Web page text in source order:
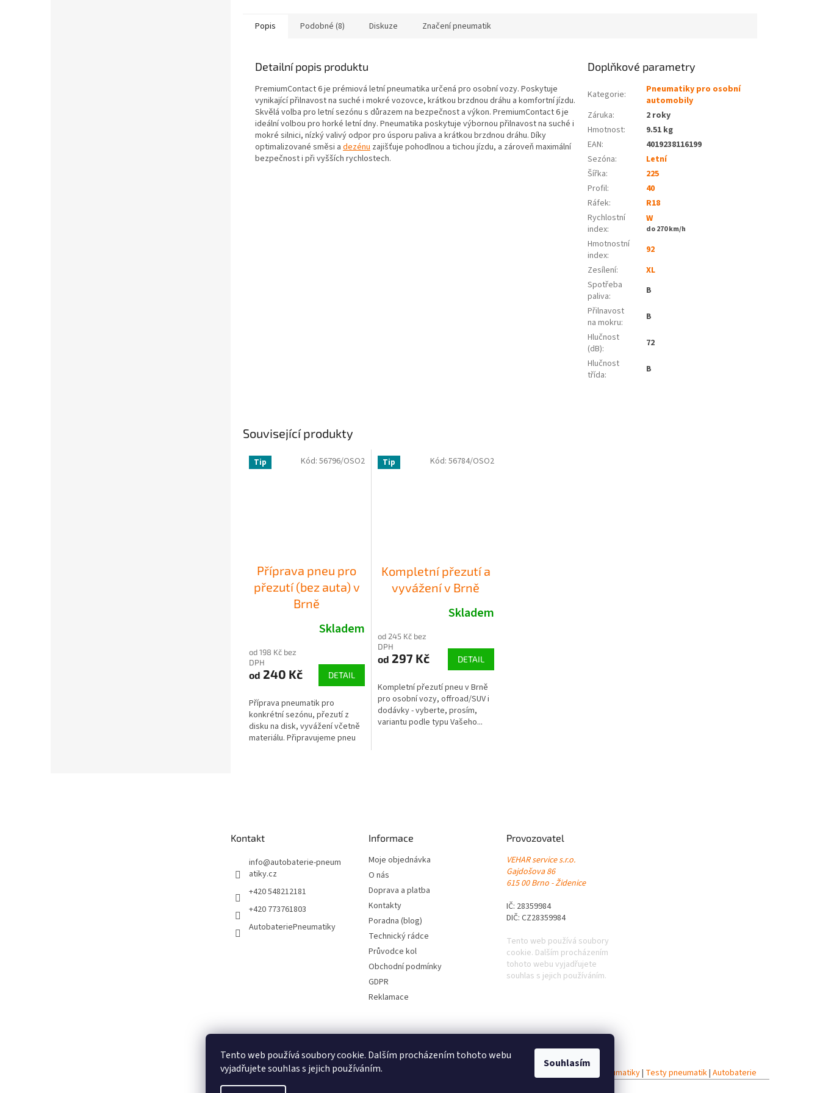
Tento web používá soubory cookie. Dalším procházením tohoto webu
vyjadřujete souhlas s jejich používáním.
Souhlasím
Související produkty
Tip
Příprava pneu pro
přezutí (bez auta) v
Brně
Skladem
od 198 Kč bez
DPH
od 240 Kč DETAIL
Příprava pneumatik pro
konkrétní sezónu, přezutí z
disku na disk, vyvážení včetně
materiálu. Připravujeme pneu
Kód: 56796/OSO2 Tip
Kompletní přezutí a
vyvážení v Brně
Skladem
od 245 Kč bez
DPH
od 297 Kč DETAIL
Kompletní přezutí pneu v Brně
pro osobní vozy, offroad/SUV i
dodávky - vyberte, prosím,
variantu podle typu Vašeho...
Kód: 56784/OSO2
Popis Podobné (8) Diskuze Značení pneumatik
Detailní popis produktu
PremiumContact 6 je prémiová letní pneumatika určená pro osobní vozy. Poskytuje
vynikající přilnavost na suché i mokré vozovce, krátkou brzdnou dráhu a komfortní jízdu.
Skvělá volba pro letní sezónu s důrazem na bezpečnost a výkon. PremiumContact 6 je
ideální volbou pro horké letní dny. Pneumatika poskytuje výbornou přilnavost na suché i
mokré silnici, nízký valivý odpor pro úsporu paliva a krátkou brzdnou dráhu. Díky
optimalizované směsi a dezénu zajišťuje pohodlnou a tichou jízdu, a zároveň maximální
bezpečnost i při vyšších rychlostech.
Doplňkové parametry
Kategorie:
Pneumatiky pro osobní
automobily
Záruka:
2 roky
Hmotnost:
9.51 kg
EAN:
4019238116199
Sezóna:
Letní
Šířka:
225
Profil:
40
Ráfek:
R18
Rychlostní
index:
W
do 270 km/h
Hmotnostní
index:
92
Zesílení:
XL
Spotřeba
paliva:
B
Přilnavost
na mokru:
B
Hlučnost
(dB):
72
Hlučnost
třída: B
Kontakt
info@autobaterie-pneum
atiky.cz
+420 548212181
+420 773761803
AutobateriePneumatiky
Informace
Moje objednávka
O nás
Doprava a platba
Kontakty
Poradna (blog)
Technický rádce
Průvodce kol
Obchodní podmínky
GDPR
Reklamace
Provozovatel
VEHAR service s.r.o.
Gajdošova 86
615 00 Brno - Židenice
IČ: 28359984
DIČ: CZ28359984
Tento web používá soubory
cookie. Dalším procházením
tohoto webu vyjadřujete
souhlas s jejich používáním.
Pneumatiky|Levné pneumatiky s dopravou zdarma Zimní pneumatiky Celoroční pneumatiky| Testy pneumatik| Autobaterie